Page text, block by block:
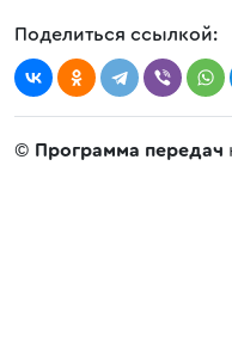
Поделиться ссылкой:
© Программа передач